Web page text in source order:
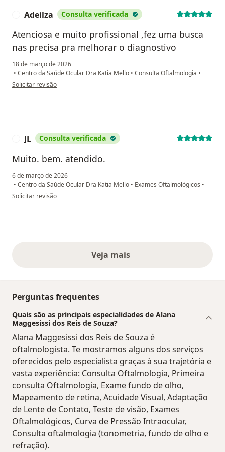
Adeilza Consulta verificada
Atenciosa e muito profissional ,fez uma busca
nas precisa pra melhorar o diagnostivo
18 de março de 2026
• Centro da Saúde Ocular Dra Katia Mello • Consulta Oftalmologia •
na opinião do utilizador Adeilza
Solicitar revisão
JL Consulta verificada
Muito. bem. atendido.
6 de março de 2026
• Centro da Saúde Ocular Dra Katia Mello • Exames Oftalmológicos •
na opinião do utilizador JL
Solicitar revisão
Veja maisopiniões acima
Perguntas frequentes
Quais são as principais especialidades de Alana
Maggesissi dos Reis de Souza?
Alana Maggesissi dos Reis de Souza é
oftalmologista. Te mostramos alguns dos serviços
oferecidos pelo especialista graças à sua trajetória e
vasta experiência: Consulta Oftalmologia, Primeira
consulta Oftalmologia, Exame fundo de olho,
Mapeamento de retina, Acuidade Visual, Adaptação
de Lente de Contato, Teste de visão, Exames
Oftalmológicos, Curva de Pressão Intraocular,
Consulta oftalmologia (tonometria, fundo de olho e
refração).